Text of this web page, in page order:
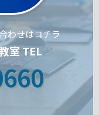
わせはコチラ
室 TEL